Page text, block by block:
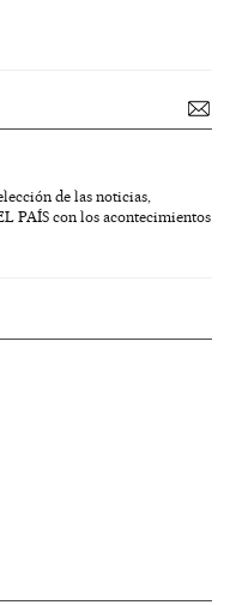
de las noticias,
PAÍS con los acontecimientos